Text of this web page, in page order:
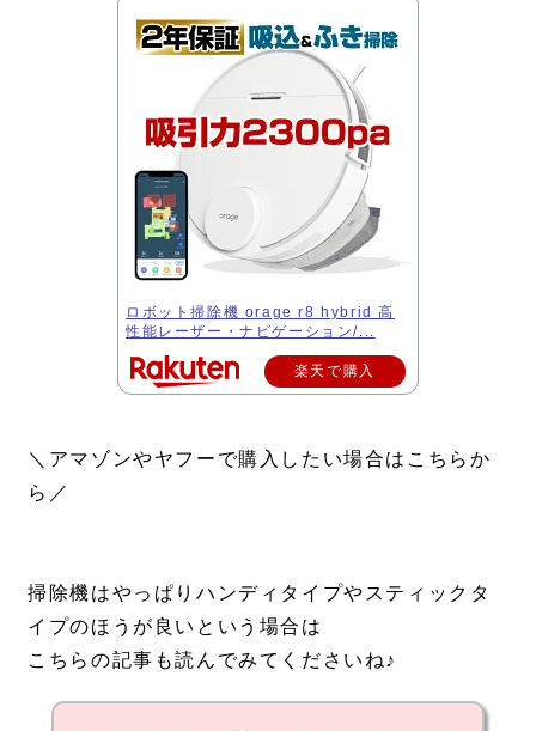
ロボット掃除機 orage r8 hybrid 高
性能レーザー・ナビゲーション/...
楽天で購入
＼アマゾンやヤフーで購入したい場合はこちらか
ら／
掃除機はやっぱりハンディタイプやスティックタ
イプのほうが良いという場合は
こちらの記事も読んでみてくださいね♪